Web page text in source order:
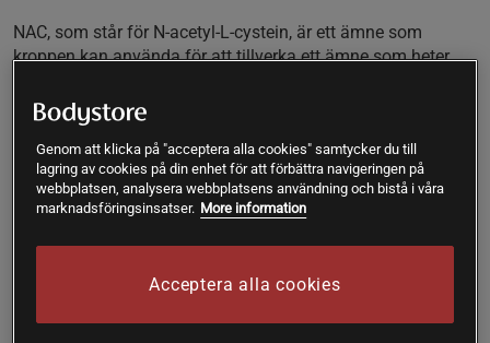
NAC, som står för N-acetyl-L-cystein, är ett ämne som
kroppen kan använda för att tillverka ett ämne som heter
radikaler men dess produktion avtar med ålder. NAC från
Vitaprana ger dig 600 mg rent N-acetyl-L-cystein per kapsel
och upp till 1 800 mg per dag.
• 600 mg NAC
• För kroppens glutation
• I kapslar av pullulan
Genom att klicka på "acceptera alla cookies" samtycker du till
lagring av cookies på din enhet för att förbättra navigeringen på
webbplatsen, analysera webbplatsens användning och bistå i våra
marknadsföringsinsatser. More information
Acceptera alla cookies